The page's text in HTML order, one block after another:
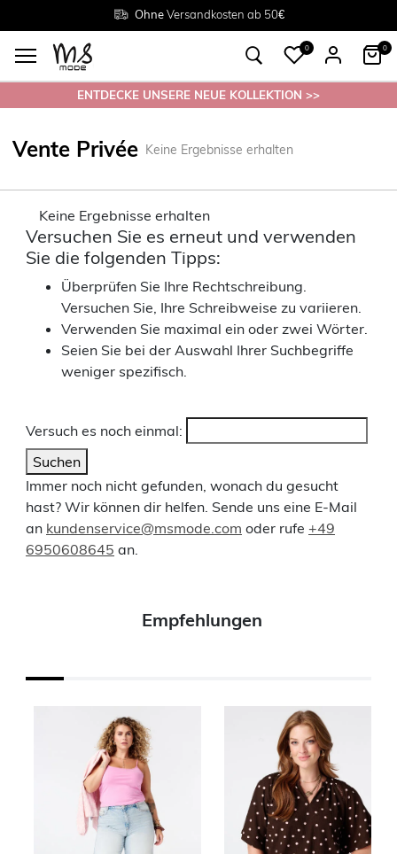
OhneVersandkosten ab 50€
Grösse38 - 54
Rückgabe innerhalb 30 Tagen
0 0
ENTDECKE UNSERE NEUE KOLLEKTION >>
Vente Privée Keine Ergebnisse erhalten
Keine Ergebnisse erhalten
Versuchen Sie es erneut und verwenden
Sie die folgenden Tipps:
Überprüfen Sie Ihre Rechtschreibung.
Versuchen Sie, Ihre Schreibweise zu variieren.
Verwenden Sie maximal ein oder zwei Wörter.
Seien Sie bei der Auswahl Ihrer Suchbegriffe
weniger spezifisch.
Versuch es noch einmal:
Suchen
Immer noch nicht gefunden, wonach du gesucht
hast? Wir können dir helfen. Sende uns eine E-Mail
an kundenservice@msmode.com oder rufe +49
6950608645 an.
Empfehlungen